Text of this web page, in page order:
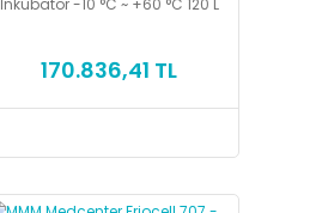
170.836,41 TL